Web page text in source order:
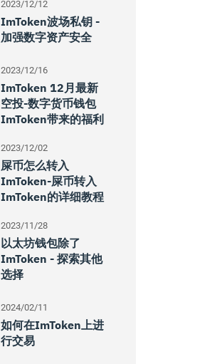
2023/12/12
ImToken波场私钥 -
加强数字资产安全
2023/12/16
ImToken 12月最新
空投-数字货币钱包
ImToken带来的福利
2023/12/02
屎币怎么转入
ImToken-屎币转入
ImToken的详细教程
2023/11/28
以太坊钱包除了
ImToken - 探索其他
选择
2024/02/11
如何在imToken上进
行交易